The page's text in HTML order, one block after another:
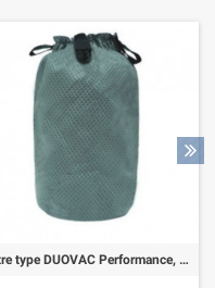
Filtre type DUOVAC Performance, Symphonia